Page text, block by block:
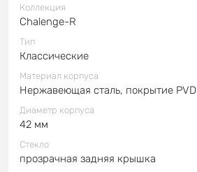
Коллекция
Chalenge-R
Тип
Классические
Материал корпуса
Нержавеющая сталь, покрытие PVD
Диаметр корпуса
42 мм
Стекло
прозрачная задняя крышка